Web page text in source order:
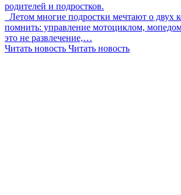
родителей и подростков.
Летом многие подростки мечтают о двух
помнить: управление мотоциклом,
это не развлечение,…
Читать новость Читать новость